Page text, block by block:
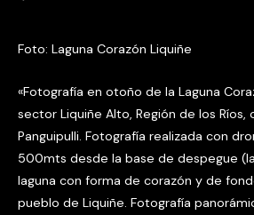
Foto: Laguna Corazón Liquiñe
«Fotografía en otoño de la Laguna
sector Liquiñe Alto, Región de los Ríos,
Panguipulli. Fotografía realizada con
500mts desde la base de despegue
laguna con forma de corazón y de
pueblo de Liquiñe. Fotografía